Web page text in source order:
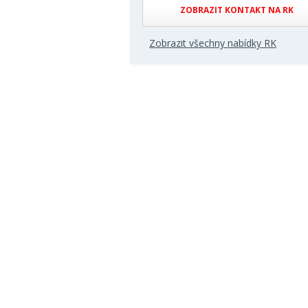
ZOBRAZIT KONTAKT NA RK
Zobrazit všechny nabídky RK